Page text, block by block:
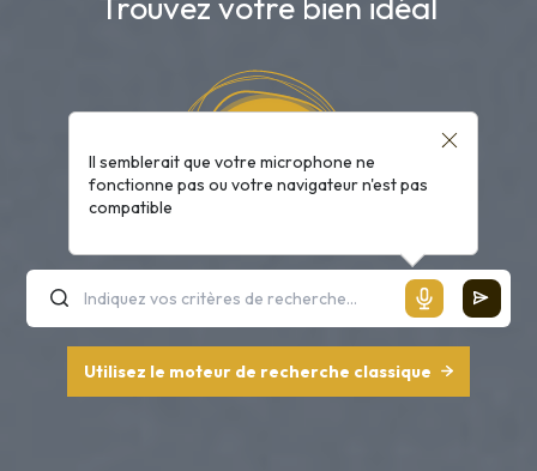
Il semblerait que votre microphone ne
fonctionne pas ou votre navigateur n'est pas
compatible
Utilisez le moteur de recherche classique